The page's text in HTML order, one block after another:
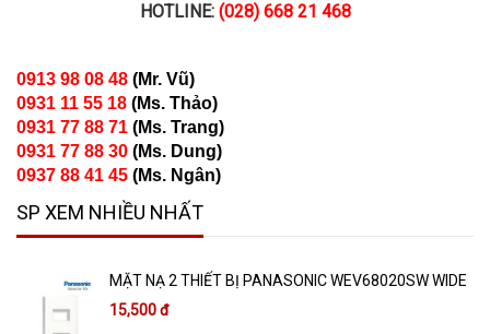
HOTLINE: (028) 668 21 468
0913 98 08 48 (Mr. Vũ)
0931 11 55 18 (Ms. Thảo)
0931 77 88 71 (Ms. Trang)
0931 77 88 30 (Ms. Dung)
0937 88 41 45 (Ms. Ngân)
SP XEM NHIỀU NHẤT
MẶT NẠ 2 THIẾT BỊ PANASONIC WEV68020SW WIDE
15,500 đ